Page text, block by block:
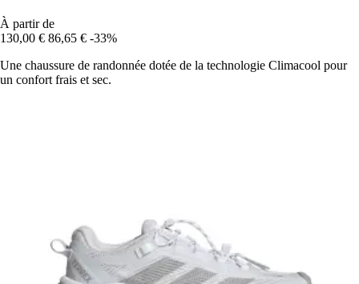
À partir de
130,00 € 86,65 € -33%
Une chaussure de randonnée dotée de la technologie Climacool pour
un confort frais et sec.